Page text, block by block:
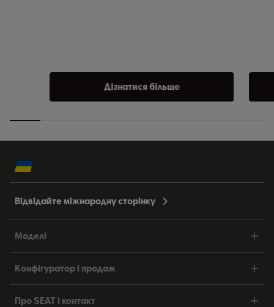
Дізнатися більше
Відвідайте міжнародну сторінку
Моделі
Конфігуратор і продаж
Про SEAT і контакт